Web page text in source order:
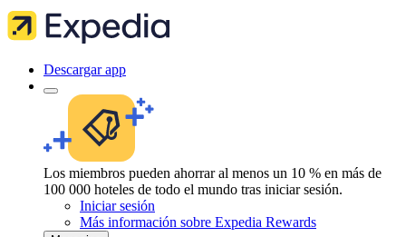
Descargar app
Los miembros pueden ahorrar al menos un 10 % en más de
100 000 hoteles de todo el mundo tras iniciar sesión.
Iniciar sesión
Más información sobre Expedia Rewards